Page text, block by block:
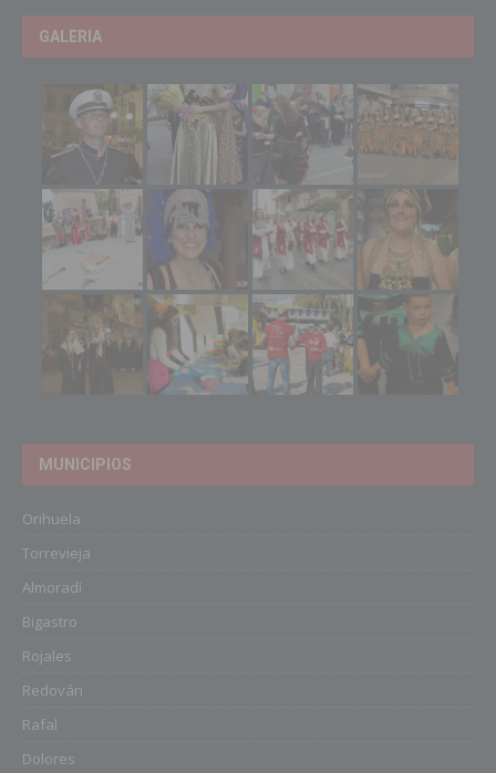
GALERIA
MUNICIPIOS
Orihuela
Torrevieja
Almoradí
Bigastro
Rojales
Redován
Rafal
Dolores